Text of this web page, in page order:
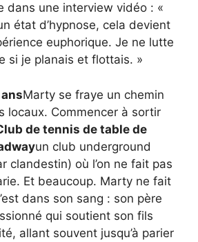
dans une interview vidéo : «
état d’hypnose, cela devient
euphorique. Je ne lutte
si je planais et flottais. »
Marty se fraye un chemin
locaux. Commencer à sortir
de tennis de table de
un club underground
clandestin) où l’on ne fait pas
Et beaucoup. Marty ne fait
dans son sang : son père
qui soutient son fils
allant souvent jusqu’à parier